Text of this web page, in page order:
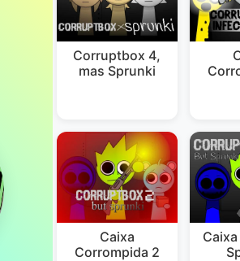
Corruptbox 4,
mas Sprunki
Caixa
Corrompida 2